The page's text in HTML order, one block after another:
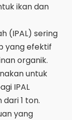
ikan dan
(IPAL) sering
yang efektif
organik.
untuk
IPAL
1 ton.
yang